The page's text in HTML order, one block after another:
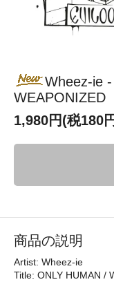
Wheez-ie
WEAPONIZED
1,980円(税180
商品の説明
Artist: Wheez-ie
Title: ONLY HUMAN /